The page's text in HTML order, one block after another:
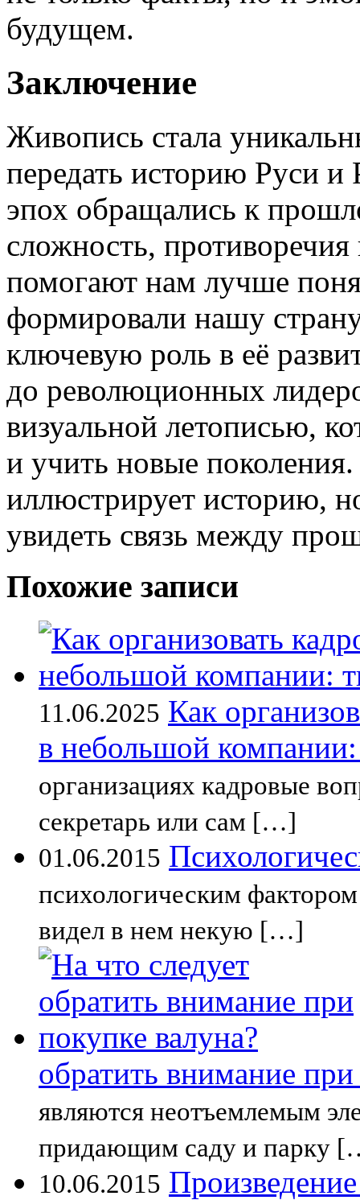
будущем.
Заключение
Живопись стала
передать историю Руси
эпох обращались к
сложность,
помогают нам лучше
формировали нашу
ключевую роль в её
до революционных
визуальной летописью,
и учить новые
иллюстрирует историю,
увидеть связь между
Похожие записи
11.06.2025 Как
в небольшой
организациях кадровые
секретарь или сам […]
01.06.2015
психологическим
видел в нем некую […]
обратить внимание
являются неотъемлемым
придающим саду и парку
10.06.2015